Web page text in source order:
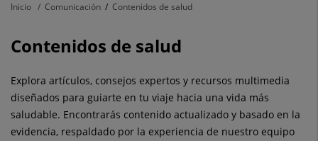
Inicio Comunicación Contenidos de salud
Contenidos de salud
Explora artículos, consejos expertos y recursos multimedia
diseñados para guiarte en tu viaje hacia una vida más
saludable. Encontrarás contenido actualizado y basado en la
evidencia, respaldado por la experiencia de nuestro equipo